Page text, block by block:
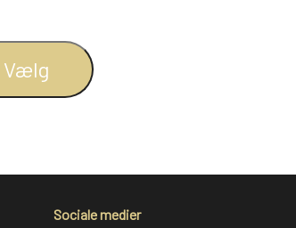
Vælg
Sociale medier